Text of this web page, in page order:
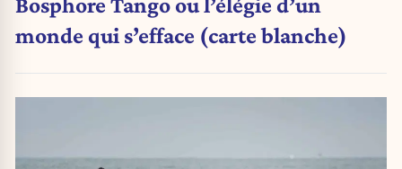
monde qui s’efface (carte blanche)